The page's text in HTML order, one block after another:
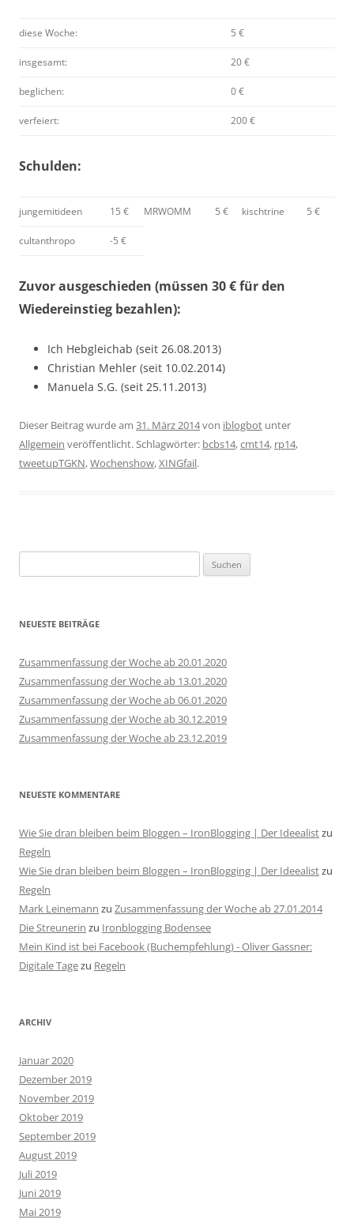
diese Woche: 5 €
insgesamt: 20 €
beglichen: 0 €
verfeiert: 200 €
Schulden:
jungemitideen 15 € MRWOMM 5 € kischtrine 5 €
cultanthropo -5 €
Zuvor ausgeschieden (müssen 30 € für den
Wiedereinstieg bezahlen):
Ich Hebgleichab (seit 26.08.2013)
Christian Mehler (seit 10.02.2014)
Manuela S.G. (seit 25.11.2013)
Dieser Beitrag wurde am 31. März 2014von iblogbot unter
Allgemein veröffentlicht. Schlagwörter: bcbs14,cmt14, rp14,
tweetupTGKN,Wochenshow,XINGfail.
nach:
NEUESTE BEITRÄGE
Zusammenfassung der Woche ab 20.01.2020
Zusammenfassung der Woche ab 13.01.2020
Zusammenfassung der Woche ab 06.01.2020
Zusammenfassung der Woche ab 30.12.2019
Zusammenfassung der Woche ab 23.12.2019
NEUESTE KOMMENTARE
Wie Sie dran bleiben beim Bloggen – IronBlogging | Der Ideealistzu
Regeln
Wie Sie dran bleiben beim Bloggen – IronBlogging | Der Ideealistzu
Regeln
Mark Leinemann zu Zusammenfassung der Woche ab 27.01.2014
Die Streunerin zu Ironblogging Bodensee
Mein Kind ist bei Facebook (Buchempfehlung) - Oliver Gassner:
Digitale Tagezu Regeln
ARCHIV
Januar 2020
Dezember 2019
November 2019
Oktober 2019
September 2019
August 2019
Juli 2019
Juni 2019
Mai 2019